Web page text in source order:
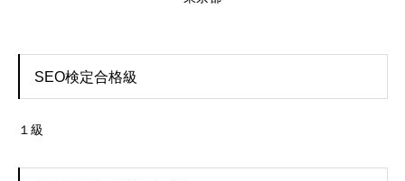
SEO検定合格級
１級